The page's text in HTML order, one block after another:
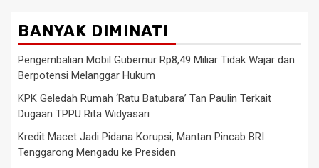
BANYAK DIMINATI
Pengembalian Mobil Gubernur Rp8,49 Miliar Tidak Wajar dan
Berpotensi Melanggar Hukum
KPK Geledah Rumah ‘Ratu Batubara’ Tan Paulin Terkait
Dugaan TPPU Rita Widyasari
Kredit Macet Jadi Pidana Korupsi, Mantan Pincab BRI
Tenggarong Mengadu ke Presiden